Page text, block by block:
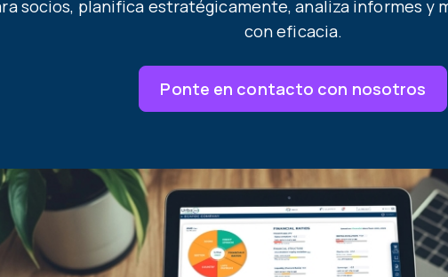
socios, planifica estratégicamente, analiza informes y
con eficacia.
Ponte en contacto con nosotros